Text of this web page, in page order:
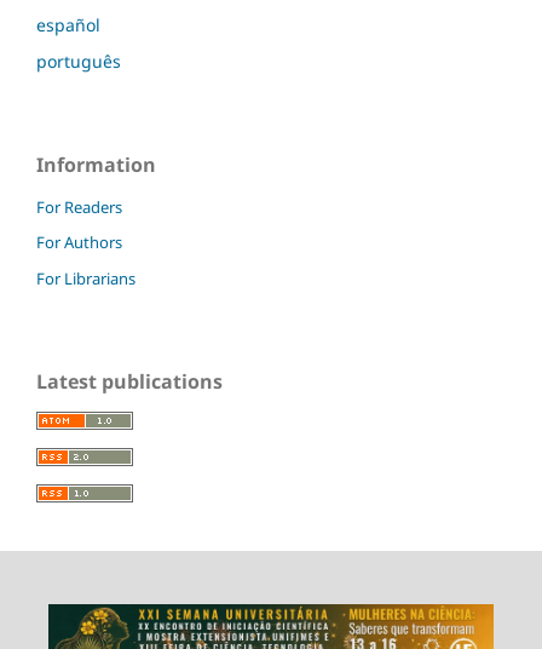
español
português
Information
For Readers
For Authors
For Librarians
Latest publications